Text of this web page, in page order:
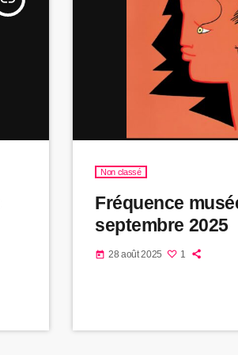
Non classé
Fréquence
septembre 2025
today 28 août 2025 1